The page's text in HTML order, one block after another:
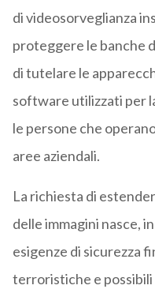
di videosorveglianza
proteggere le banche
di tutelare le
software utilizzati per
le persone che
aree aziendali.
La richiesta di
delle immagini nasce,
esigenze di sicurezza
terroristiche e possibili